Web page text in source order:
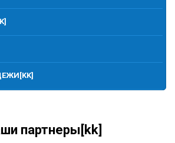
партнеры[kk]